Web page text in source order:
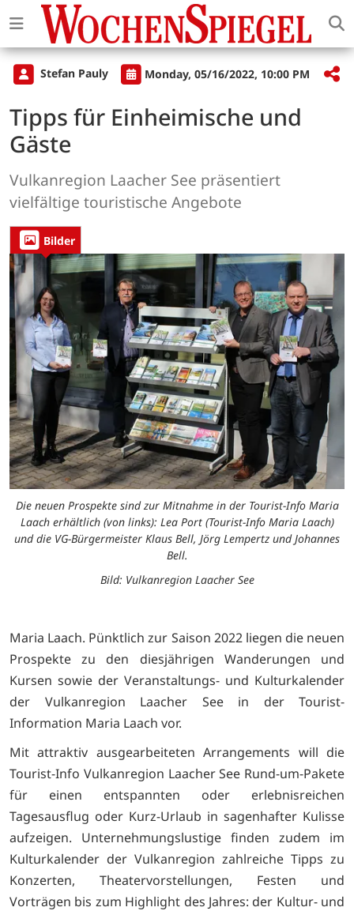
Stefan Pauly Monday, 05/16/2022, 10:00 PM
Tipps für Einheimische und
Gäste
Vulkanregion Laacher See präsentiert
vielfältige touristische Angebote
Bilder
Die neuen Prospekte sind zur Mitnahme in der Tourist-Info Maria
Laach erhältlich (von links): Lea Port (Tourist-Info Maria Laach)
und die VG-Bürgermeister Klaus Bell, Jörg Lempertz und Johannes
Bell.
Bild: Vulkanregion Laacher See
Maria Laach. Pünktlich zur Saison 2022 liegen die neuen
Prospekte zu den diesjährigen Wanderungen und
Kursen sowie der Veranstaltungs- und Kulturkalender
der Vulkanregion Laacher See in der Tourist-
Information Maria Laach vor.
Mit attraktiv ausgearbeiteten Arrangements will die
Tourist-Info Vulkanregion Laacher See Rund-um-Pakete
für einen entspannten oder erlebnisreichen
Tagesausflug oder Kurz-Urlaub in sagenhafter Kulisse
aufzeigen. Unternehmungslustige finden zudem im
Kulturkalender der Vulkanregion zahlreiche Tipps zu
Konzerten, Theatervorstellungen, Festen und
Vorträgen bis zum Highlight des Jahres: der Kultur- und